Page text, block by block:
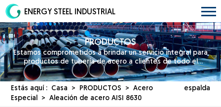
ENERGY STEEL INDUSTRIAL
PRODUCTOS
Estamos comprometidos a brindar un servicio integral para
productos de tubería de acero a clientes de todo el
mundo.
espalda
Estás aquí : Casa > PRODUCTOS >Acero
Especial > Aleación de acero AISI 8630